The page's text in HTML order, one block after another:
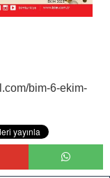
bim-6-ekim-